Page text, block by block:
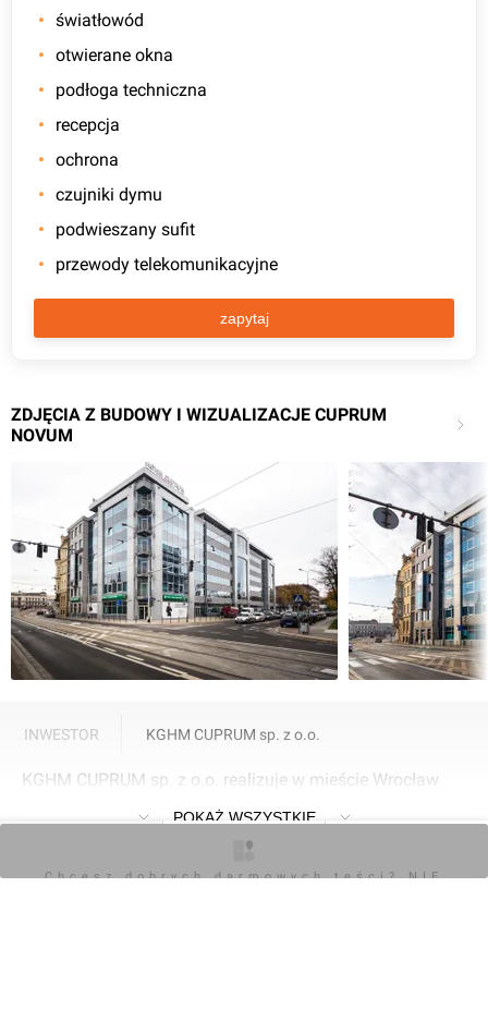
zapytaj
światłowód
otwierane okna
podłoga techniczna
recepcja
ochrona
czujniki dymu
podwieszany sufit
przewody telekomunikacyjne
ZDJĘCIA Z BUDOWY I WIZUALIZACJE CUPRUM
NOVUM
INWESTOR KGHM CUPRUM sp. z o.o.
KGHM CUPRUM sp. z o.o. realizuje w mieście Wrocław
inwestycję Cuprum Novum.
POKAŻ WSZYSTKIE
Chcesz dobrych darmowych teści? NIE